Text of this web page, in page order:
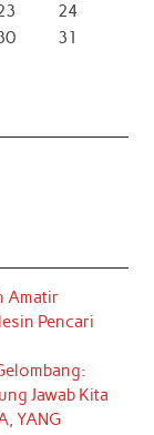
24
31
Amatir
Pencari
Jawab Kita
YANG